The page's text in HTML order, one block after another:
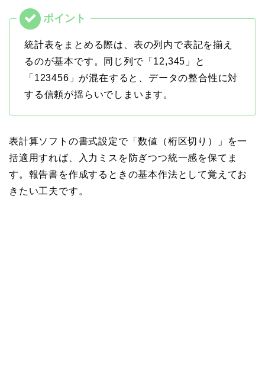
統計表をまとめる際は、表の列内で表記を揃え
るのが基本です。同じ列で「12,345」と
「123456」が混在すると、データの整合性に対
する信頼が揺らいでしまいます。
表計算ソフトの書式設定で「数値（桁区切り）」を一
括適用すれば、入力ミスを防ぎつつ統一感を保てま
す。報告書を作成するときの基本作法として覚えてお
きたい工夫です。